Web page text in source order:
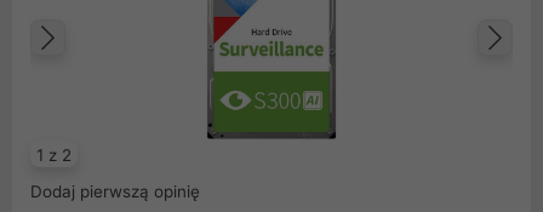
1 z 2
Poprzedni
Dodaj pierwszą opinię